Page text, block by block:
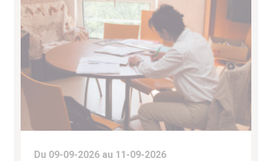
Du 09-09-2026 au 11-09-2026